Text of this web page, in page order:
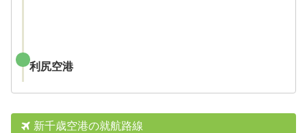
利尻空港
新千歳空港の就航路線